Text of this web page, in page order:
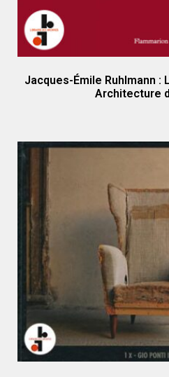
Jacques-Émile Ruhlmann
Architecture